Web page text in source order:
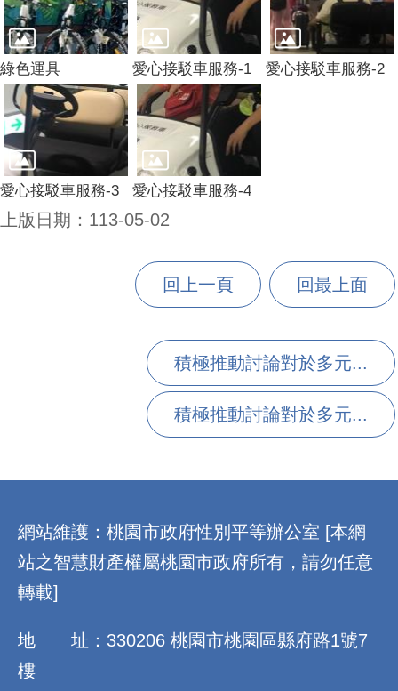
綠色運具 愛心接駁車服務-1 愛心接駁車服務-2
愛心接駁車服務-3 愛心接駁車服務-4
上版日期：113-05-02
回上一頁 回最上面
積極推動討論對於多元...
積極推動討論對於多元...
網站維護：桃園市政府性別平等辦公室 [本網
站之智慧財產權屬桃園市政府所有，請勿任意
轉載]
地 址：330206 桃園市桃園區縣府路1號7
樓